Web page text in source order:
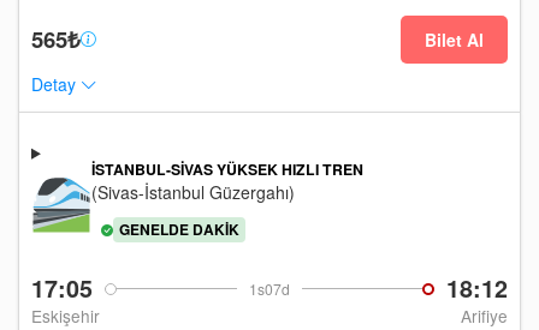
565₺
Bilet Al
Detay
17:05 1s07d 18:12
Eskişehir Arifiye
İSTANBUL-SIVAS YÜKSEK HIZLI TREN
(Sivas-İstanbul Güzergahı)
GENELDE DAKIK